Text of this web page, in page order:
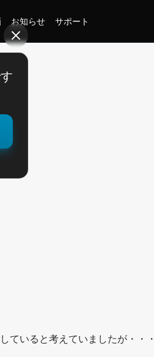
お知らせ サポート
ていると考えていましたが・・